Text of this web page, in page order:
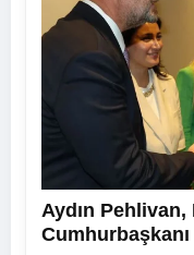
Aydın Pehlivan,